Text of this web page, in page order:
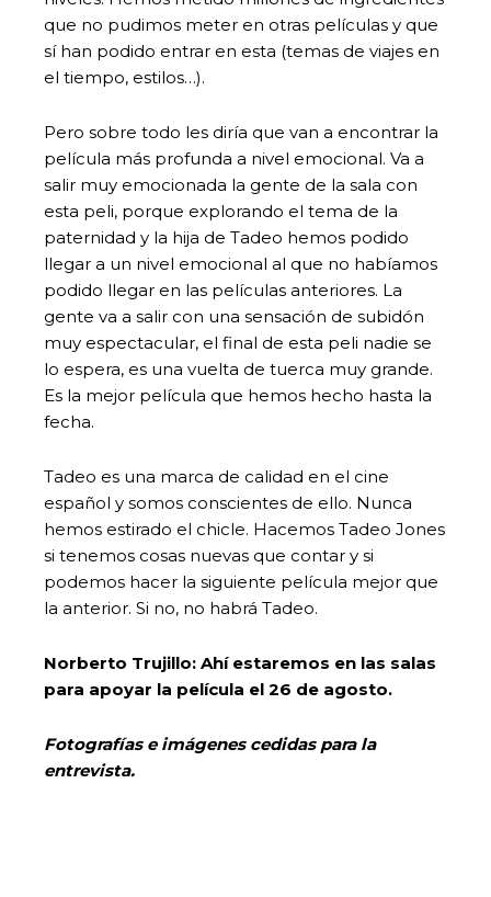
que no pudimos meter en otras películas y que
sí han podido entrar en esta (temas de viajes en
el tiempo, estilos…).
Pero sobre todo les diría que van a encontrar la
película más profunda a nivel emocional. Va a
salir muy emocionada la gente de la sala con
esta peli, porque explorando el tema de la
paternidad y la hija de Tadeo hemos podido
llegar a un nivel emocional al que no habíamos
podido llegar en las películas anteriores. La
gente va a salir con una sensación de subidón
muy espectacular, el final de esta peli nadie se
lo espera, es una vuelta de tuerca muy grande.
Es la mejor película que hemos hecho hasta la
fecha.
Tadeo es una marca de calidad en el cine
español y somos conscientes de ello. Nunca
hemos estirado el chicle. Hacemos Tadeo Jones
si tenemos cosas nuevas que contar y si
podemos hacer la siguiente película mejor que
la anterior. Si no, no habrá Tadeo.
Norberto Trujillo: Ahí estaremos en las salas
para apoyar la película el 26 de agosto.
Fotografías e imágenes cedidas para la
entrevista.